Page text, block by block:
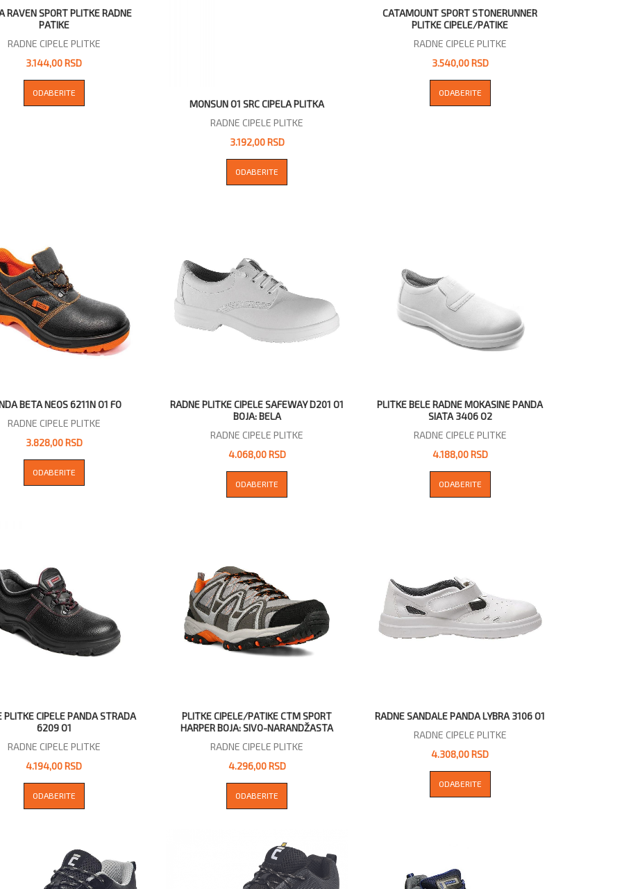
RAVEN SPORT PLITKE RADNE
PATIKE
RADNE CIPELE PLITKE
3.144,00 RSD
ODABERITE
MONSUN O1 SRC CIPELA PLITKA
RADNE CIPELE PLITKE
3.192,00 RSD
ODABERITE
CATAMOUNT SPORT STONERUNNER
PLITKE CIPELE/PATIKE
RADNE CIPELE PLITKE
3.540,00 RSD
ODABERITE
BETA NEOS 6211N O1 FO
RADNE CIPELE PLITKE
3.828,00 RSD
ODABERITE
RADNE PLITKE CIPELE SAFEWAY D201 O1
BOJA: BELA
RADNE CIPELE PLITKE
4.068,00 RSD
ODABERITE
PLITKE BELE RADNE MOKASINE PANDA
SIATA 3406 O2
RADNE CIPELE PLITKE
4.188,00 RSD
ODABERITE
PLITKE CIPELE PANDA STRADA
6209 O1
RADNE CIPELE PLITKE
4.194,00 RSD
ODABERITE
PLITKE CIPELE/PATIKE CTM SPORT
HARPER BOJA: SIVO-NARANDŽASTA
RADNE CIPELE PLITKE
4.296,00 RSD
ODABERITE
RADNE SANDALE PANDA LYBRA 3106 O1
RADNE CIPELE PLITKE
4.308,00 RSD
ODABERITE